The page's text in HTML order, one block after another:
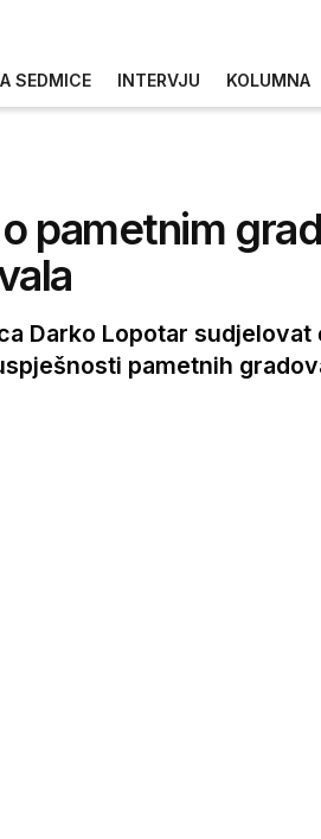
SEDMICE INTERVJU KOLUMNA
pametnim
Darko Lopotar
pametnih